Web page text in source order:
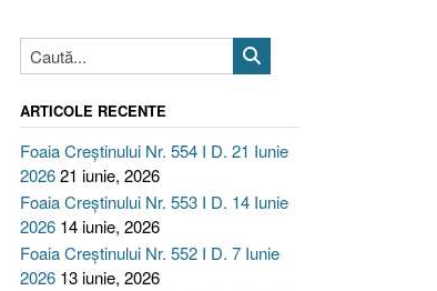
ARTICOLE RECENTE
Foaia Creștinului Nr. 554 I D. 21 Iunie
202621 iunie, 2026
Foaia Creștinului Nr. 553 I D. 14 Iunie
2026 14 iunie, 2026
Foaia Creștinului Nr. 552 I D. 7 Iunie
2026 13 iunie, 2026